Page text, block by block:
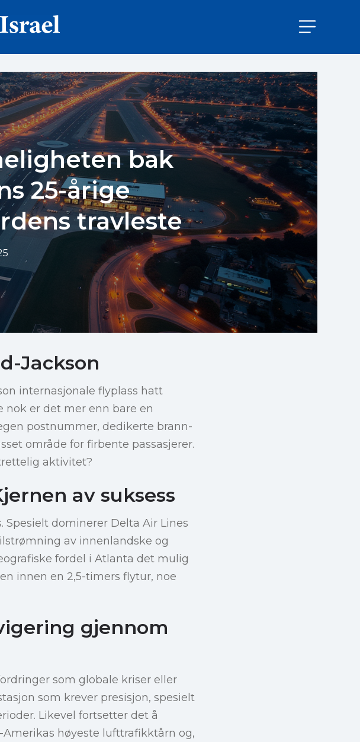
bak
25-årige
travleste
Jackson
internasjonale flyplass hatt
nok er det mer enn bare en
postnummer, dedikerte brann-
område for firbente passasjerer.
aktivitet?
av suksess
dominerer Delta Air Lines
av innenlandske og
fordel i Atlanta det mulig
innen en 2,5-timers flytur, noe
gjennom
som globale kriser eller
som krever presisjon, spesielt
Likevel fortsetter det å
høyeste lufttrafikktårn og,